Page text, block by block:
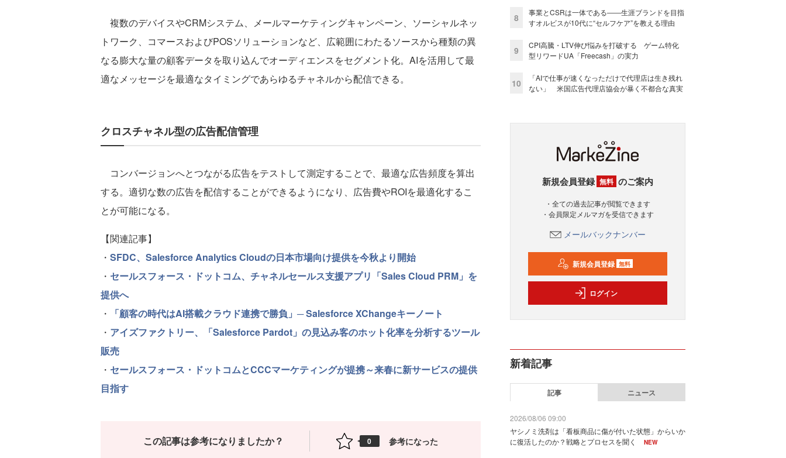
複数のデバイスやCRMシステム、メールマーケティングキャンペーン、ソーシャルネッ
トワーク、コマースおよびPOSソリューションなど、広範囲にわたるソースから種類の異
なる膨大な量の顧客データを取り込んでオーディエンスをセグメント化。AIを活用して最
適なメッセージを最適なタイミングであらゆるチャネルから配信できる。
クロスチャネル型の広告配信管理
コンバージョンへとつながる広告をテストして測定することで、最適な広告頻度を算出
する。適切な数の広告を配信することができるようになり、広告費やROIを最適化するこ
とが可能になる。
【関連記事】
・ SFDC、Salesforce Analytics Cloudの日本市場向け提供を今秋より開始
・ セールスフォース・ドットコム、チャネルセールス支援アプリ「Sales Cloud PRM」を
提供へ
・
「顧客の時代はAI搭載クラウド連携で勝負」─ Salesforce XChangeキーノート
・ アイズファクトリー、「Salesforce Pardot」の見込み客のホット化率を分析するツール
販売
・ セールスフォース・ドットコムとCCCマーケティングが提携～来春に新サービスの提供
目指す
この記事は参考になりましたか？ 0 参考になった
8
事業とCSRは一体である――生涯ブランドを目指
すオルビスが10代に“セルフケア”を教える理由
9
CPI高騰・LTV伸び悩みを打破する ゲーム特化
型リワードUA「Freecash」の実力
10
「AIで仕事が速くなっただけで代理店は生き残れ
ない」 米国広告代理店協会が暴く不都合な真実
新規会員登録 無料 のご案内
・全ての過去記事が閲覧できます
・会員限定メルマガを受信できます
メールバックナンバー
新規会員登録 無料
ログイン
新着記事
記事 ニュース
2026/08/06 09:00
ヤシノミ洗剤は「看板商品に傷が付いた状態」からいか
に復活したのか？戦略とプロセスを聞く
NEW